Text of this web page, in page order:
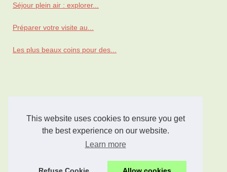
This website uses cookies to ensure you get
the best experience on our website.
Learn more
Séjour plein air : explorer...
Préparer votre visite au...
Les plus beaux coins pour des...